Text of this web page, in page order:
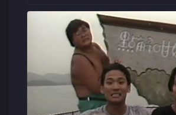
今集发掘在戏院内不常发现的搞
可以听到别人内心的真心说话，你想
林敏骢还会大跳搞笑芭蕾舞，到底他